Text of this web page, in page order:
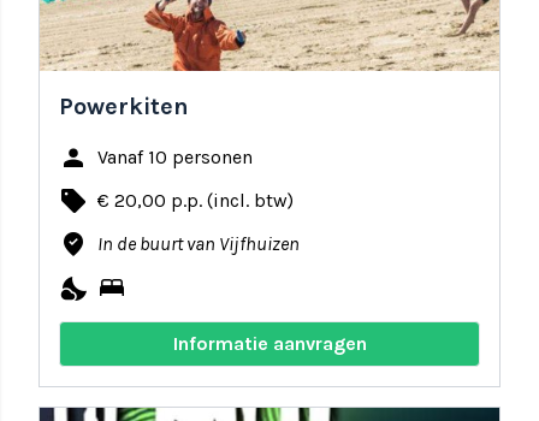
Powerkiten
person Vanaf 10 personen
local_offer € 20,00 p.p. (incl. btw)
where_to_vote In de buurt van Vijfhuizen
nights_stay bed
Informatie aanvragen